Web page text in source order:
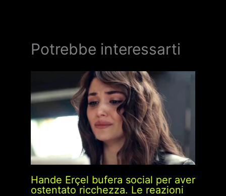
Potrebbe interessarti
Hande Erçel bufera social per aver
ostentato ricchezza. Le reazioni